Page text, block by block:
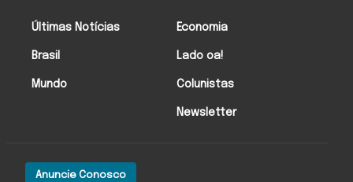
Anuncie Conosco
Últimas Notícias
Brasil
Mundo
Economia
Lado oa!
Colunistas
Newsletter